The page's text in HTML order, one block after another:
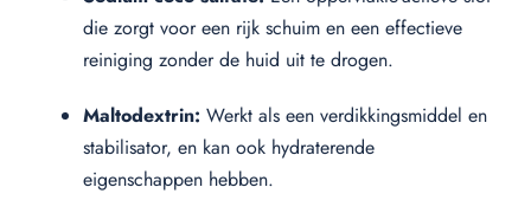
die zorgt voor een rijk schuim en een effectieve
reiniging zonder de huid uit te drogen.
Maltodextrin: Werkt als een verdikkingsmiddel en
stabilisator, en kan ook hydraterende
eigenschappen hebben.